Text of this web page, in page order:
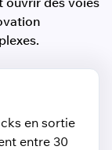
en sortie
entre 30